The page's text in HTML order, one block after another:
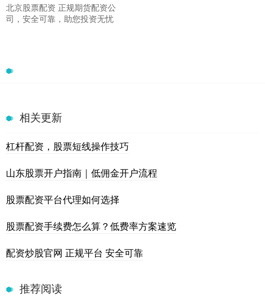
北京股票配资 正规期货配资公
司，安全可靠，助您投资无忧
相关更新
杠杆配资，股票短线操作技巧
山东股票开户指南｜低佣金开户流程
股票配资平台代理如何选择
股票配资手续费怎么算？低费率方案速览
配资炒股官网 正规平台 安全可靠
推荐阅读